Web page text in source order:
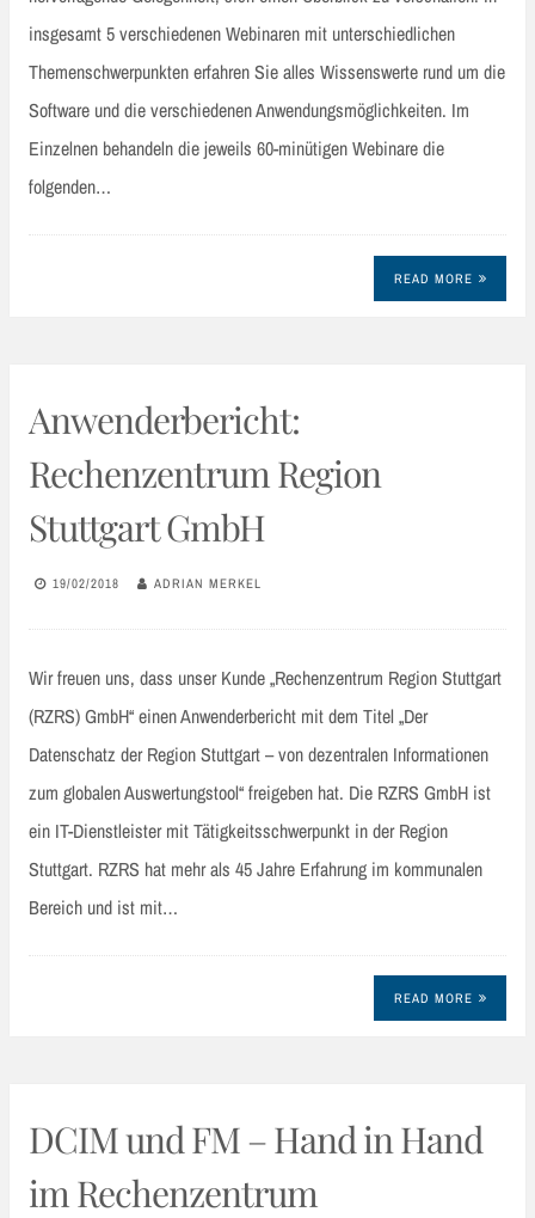
insgesamt 5 verschiedenen Webinaren mit unterschiedlichen
Themenschwerpunkten erfahren Sie alles Wissenswerte rund um die
Software und die verschiedenen Anwendungsmöglichkeiten. Im
Einzelnen behandeln die jeweils 60-minütigen Webinare die
folgenden…
READ MORE
Anwenderbericht:
Rechenzentrum Region
Stuttgart GmbH
19/02/2018 ADRIAN MERKEL
Wir freuen uns, dass unser Kunde „Rechenzentrum Region Stuttgart
(RZRS) GmbH“ einen Anwenderbericht mit dem Titel „Der
Datenschatz der Region Stuttgart – von dezentralen Informationen
zum globalen Auswertungstool“ freigeben hat. Die RZRS GmbH ist
ein IT-Dienstleister mit Tätigkeitsschwerpunkt in der Region
Stuttgart. RZRS hat mehr als 45 Jahre Erfahrung im kommunalen
Bereich und ist mit…
READ MORE
DCIM und FM – Hand in Hand
im Rechenzentrum